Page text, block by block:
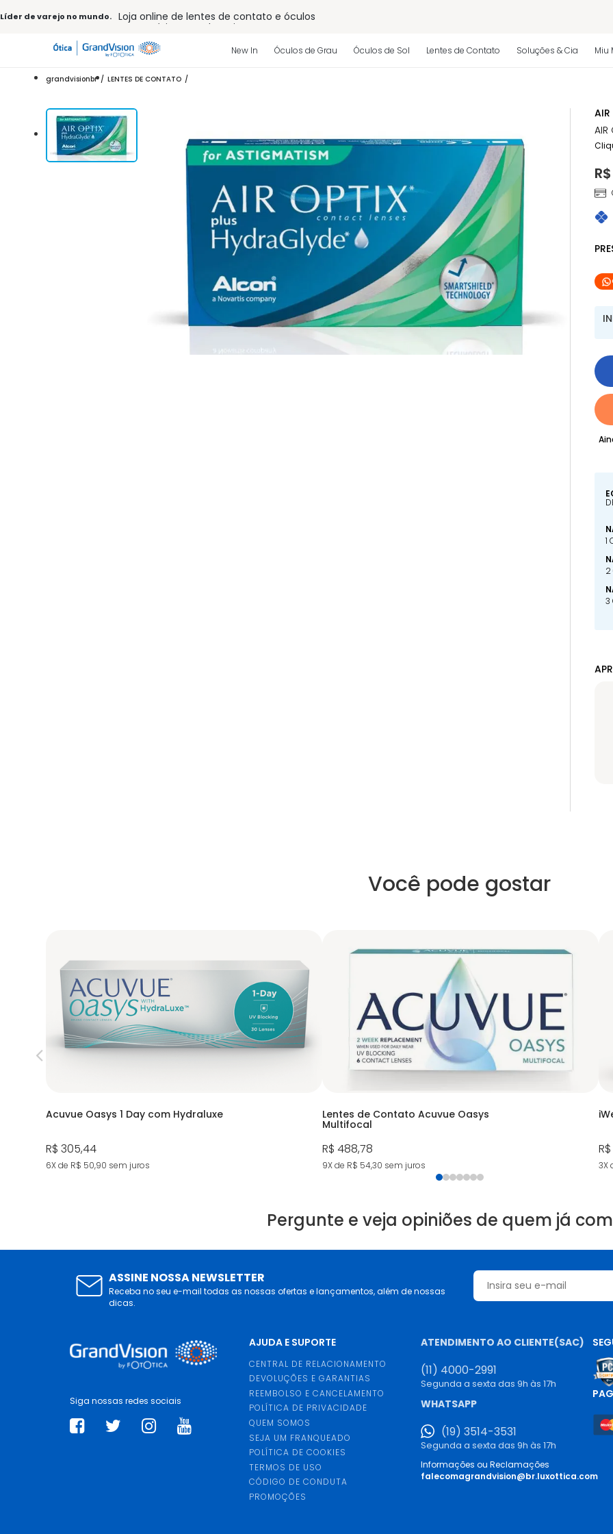
Líder de varejo no mundo.
Loja online de lentes de contato e óculos
Frete grátis em todo o site
10% off pagamento
Entrega para todo Brasil
15% Off na primeira compra (Consulte regulamento)
32% off no combo - cons. reg.
New In Óculos de Grau Óculos de Sol Lentes de Contato Soluções & Cia Miu
grandvisionbr LENTES DE CONTATO
AIR
1
2
3
Você pode gostar
Acuvue Oasys 1 Day com Hydraluxe
R$ 305,44
6X de R$ 50,90 sem juros
Lentes de Contato Acuvue Oasys
Multifocal
R$ 488,78
9X de R$ 54,30 sem juros 3X
Pergunte e veja opiniões de quem já
ASSINE NOSSA NEWSLETTER
Receba no seu e-mail todas as nossas ofertas e lançamentos, além de nossas
dicas.
Siga nossas redes sociais
AJUDA E SUPORTE
CENTRAL DE RELACIONAMENTO
DEVOLUÇÕES E GARANTIAS
REEMBOLSO E CANCELAMENTO
POLÍTICA DE PRIVACIDADE
QUEM SOMOS
SEJA UM FRANQUEADO
POLÍTICA DE COOKIES
TERMOS DE USO
CÓDIGO DE CONDUTA
PROMOÇÕES
ATENDIMENTO AO CLIENTE(SAC)
(11) 4000-2991
Segunda a sexta das 9h às 17h
WHATSAPP
(19) 3514-3531
Segunda a sexta das 9h às 17h
Informações ou Reclamações
falecomagrandvision@br.luxottica.com